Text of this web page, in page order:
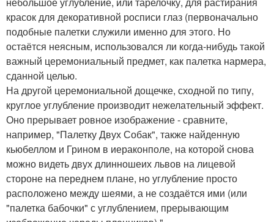
красок для декоративной росписи глаз (первоначально
подобные палетки служили именно для этого. Но
остаётся неясным, использовался ли когда-нибудь такой
важный церемониальный предмет, как палетка нармера,
сданной целью.
На другой церемониальной дощечке, сходной по типу,
круглое углубление производит нежелательный эффект.
Оно прерывает ровное изображение - сравните,
например, "Палетку Двух Собак", также найденную
кьюбеллом и Грином в иераконполе, на которой снова
можно видеть двух длинношеих львов на лицевой
стороне на переднем плане, но углубление просто
расположено между шеями, а не создаётся ими (или
"палетка бабочки" с углублением, прерывающим